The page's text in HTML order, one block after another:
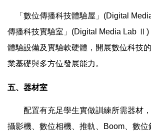
「數位傳播科技體驗屋」(Digital
傳播科技實驗室」(Digital Media Lab Ⅱ)
體驗設備及實驗軟硬體，開展數位科技
業基礎與多方位發展能力。
五、器材室
配置有充足學生實做訓練所需器材，
攝影機、數位相機、推軌、Boom、數